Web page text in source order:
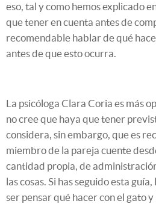
eso, tal y como hemos explicado
que tener en cuenta antes de
recomendable hablar de qué
antes de que esto ocurra.
La psicóloga Clara Coria es más
no cree que haya que tener
considera, sin embargo, que es
miembro de la pareja cuente
cantidad propia, de
las cosas. Si has seguido esta
ser pensar qué hacer con el gato